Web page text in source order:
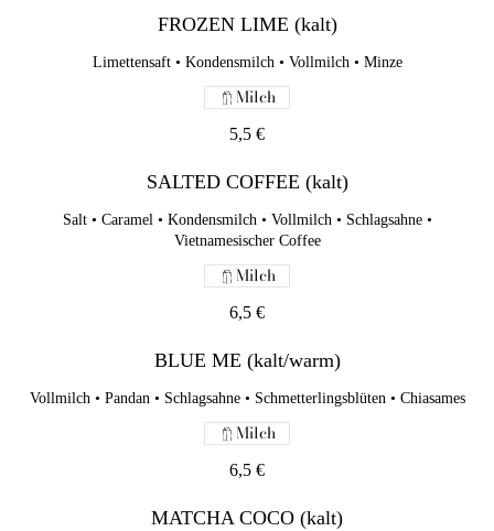
6,5 €
BLUE ME (kalt/warm)
Vollmilch • Pandan • Schlagsahne • Schmetterlingsblüten •
6,5 €
MATCHA COCO (kalt)
Matcha • Kondensmilch • Vollmilch • Kokosmilch • Schlagsahne
Milch
CLOUDY COTTON (kalt)
Maracuja • Kokosmilch • Kokossirup
FROZEN LIME (kalt)
Limettensaft • Kondensmilch • Vollmilch • Minze
5,5 €
Milch
SALTED COFFEE (kalt)
Salt • Caramel • Kondensmilch • Vollmilch • Schlagsahne •
Vietnamesischer Coffee
6,5 €
Milch
BLUE ME (kalt/warm)
Vollmilch • Pandan • Schlagsahne • Schmetterlingsblüten • Chiasames
6,5 €
Milch
MATCHA COCO (kalt)